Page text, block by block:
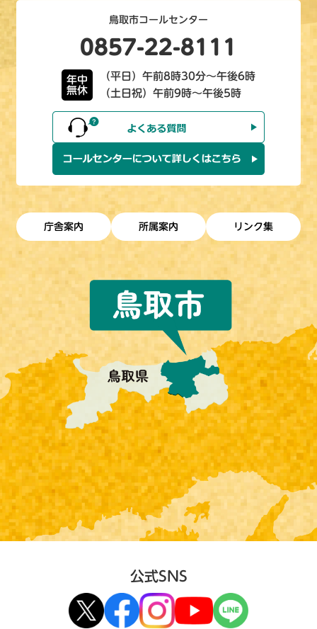
鳥取市コールセンター
0857-22-8111
年中
無休
（平日）午前8時30分～午後6時
（土日祝）午前9時～午後5時
庁舎案内 所属案内 リンク集
公式SNS